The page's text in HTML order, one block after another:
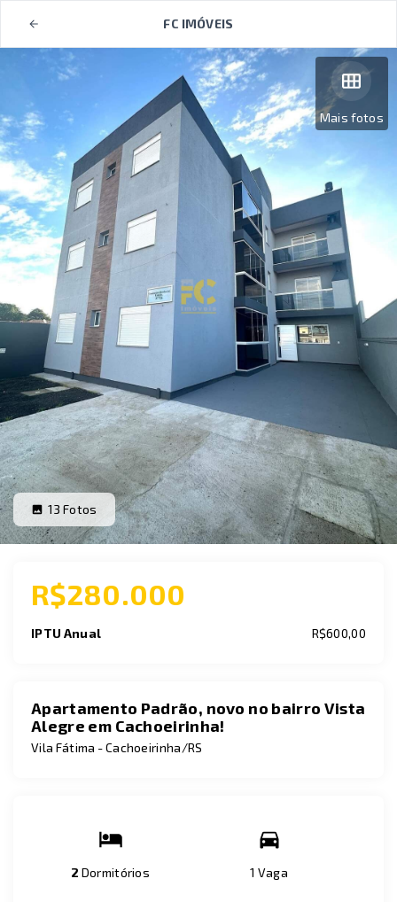
FC IMÓVEIS
Mais fotos
13 Fotos
R$280.000
IPTU Anual R$600,00
Apartamento Padrão, novo no bairro Vista
Alegre em Cachoeirinha!
Vila Fátima - Cachoeirinha/RS
2 Dormitórios 1 Vaga